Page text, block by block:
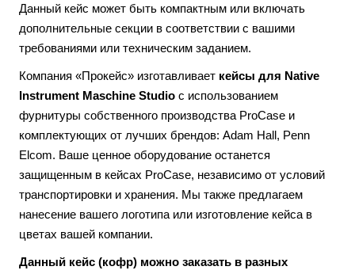
Данный кейс может быть компактным или включать
дополнительные секции в соответствии с вашими
требованиями или техническим заданием.
Компания «Прокейс» изготавливает кейсы для Native
Instrument Maschine Studio с использованием
фурнитуры собственного производства ProCase и
комплектующих от лучших брендов: Adam Hall, Penn
Elcom. Ваше ценное оборудование останется
защищенным в кейсах ProCase, независимо от условий
транспортировки и хранения. Мы также предлагаем
нанесение вашего логотипа или изготовление кейса в
цветах вашей компании.
Данный кейс (кофр) можно заказать в разных